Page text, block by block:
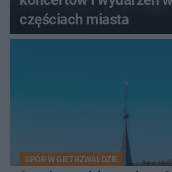
częściach miasta
SPÓR W GIETRZWAŁDZIE